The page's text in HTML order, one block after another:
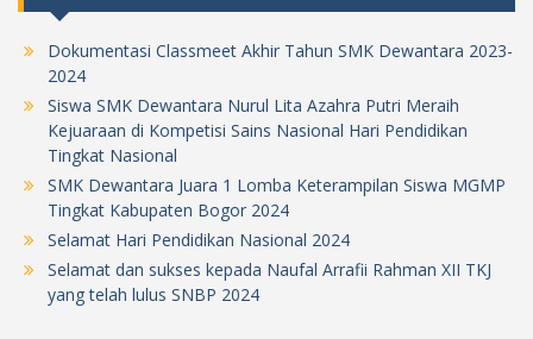
Dokumentasi Classmeet Akhir Tahun SMK Dewantara 2023-
2024
Siswa SMK Dewantara Nurul Lita Azahra Putri Meraih
Kejuaraan di Kompetisi Sains Nasional Hari Pendidikan
Tingkat Nasional
SMK Dewantara Juara 1 Lomba Keterampilan Siswa MGMP
Tingkat Kabupaten Bogor 2024
Selamat Hari Pendidikan Nasional 2024
Selamat dan sukses kepada Naufal Arrafii Rahman XII TKJ
yang telah lulus SNBP 2024